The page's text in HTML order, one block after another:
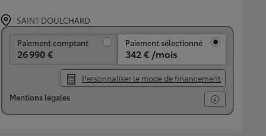
SAINT DOULCHARD
Paiement comptant
26 990 €
Paiement sélectionné
342 € /mois
Personnaliser le mode de financement
Mentions légales